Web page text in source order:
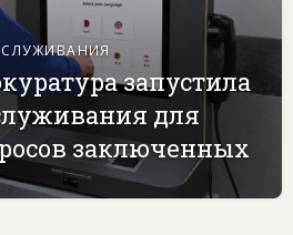
запустила
для
заключенных